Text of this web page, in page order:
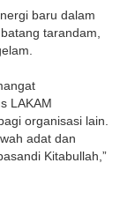
baru dalam
tarandam,
LAKAM
organisasi lain.
adat dan
Kitabullah,”